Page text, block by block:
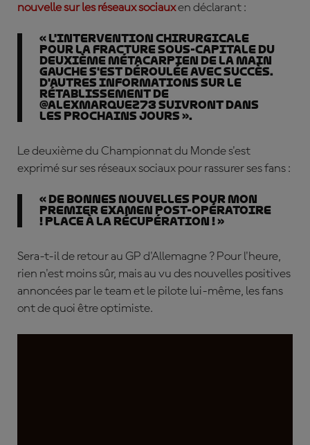
nouvelle sur les réseaux sociauxen déclarant :
« L'intervention chirurgicale
pour la fracture sous-capitale du
deuxième métacarpien de la main
gauche s'est déroulée avec succès.
D'autres informations sur le
rétablissement de
@alexmarquez73 suivront dans
les prochains jours ».
Le deuxième du Championnat du Monde s'est
exprimé sur ses réseaux sociaux pour rassurer ses fans :
« De bonnes nouvelles pour mon
premier examen post-opératoire
! Place à la récupération ! »
Sera-t-il de retour au GP d'Allemagne ? Pour l'heure,
rien n'est moins sûr, mais au vu des nouvelles positives
annoncées par le team et le pilote lui-même, les fans
ont de quoi être optimiste.